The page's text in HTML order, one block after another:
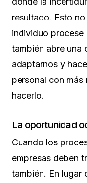
resultado. Esto
individuo procese
también abre una
adaptarnos y
personal con
hacerlo.
La oportunidad
Cuando los
empresas deben
también. En lugar